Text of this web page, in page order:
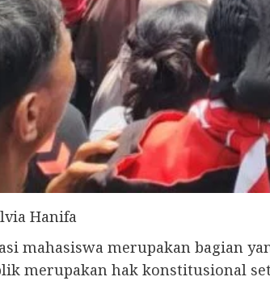
Hanifa
mahasiswa merupakan bagian
merupakan hak konstitusional